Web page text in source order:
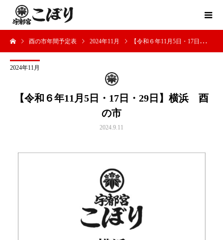
酉の市年間予定表 2024年11月 【令和６年11月5日・17日・29日】横浜 酉の市
2024年11月
【令和６年11月5日・17日・29日】横浜 酉
の市
2024.9.11